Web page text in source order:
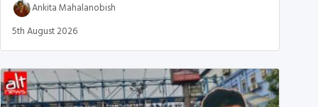
Ankita Mahalanobish
5th August 2026